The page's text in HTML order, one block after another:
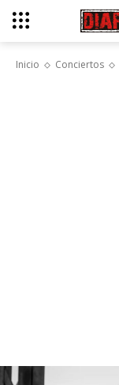
Inicio Conciertos